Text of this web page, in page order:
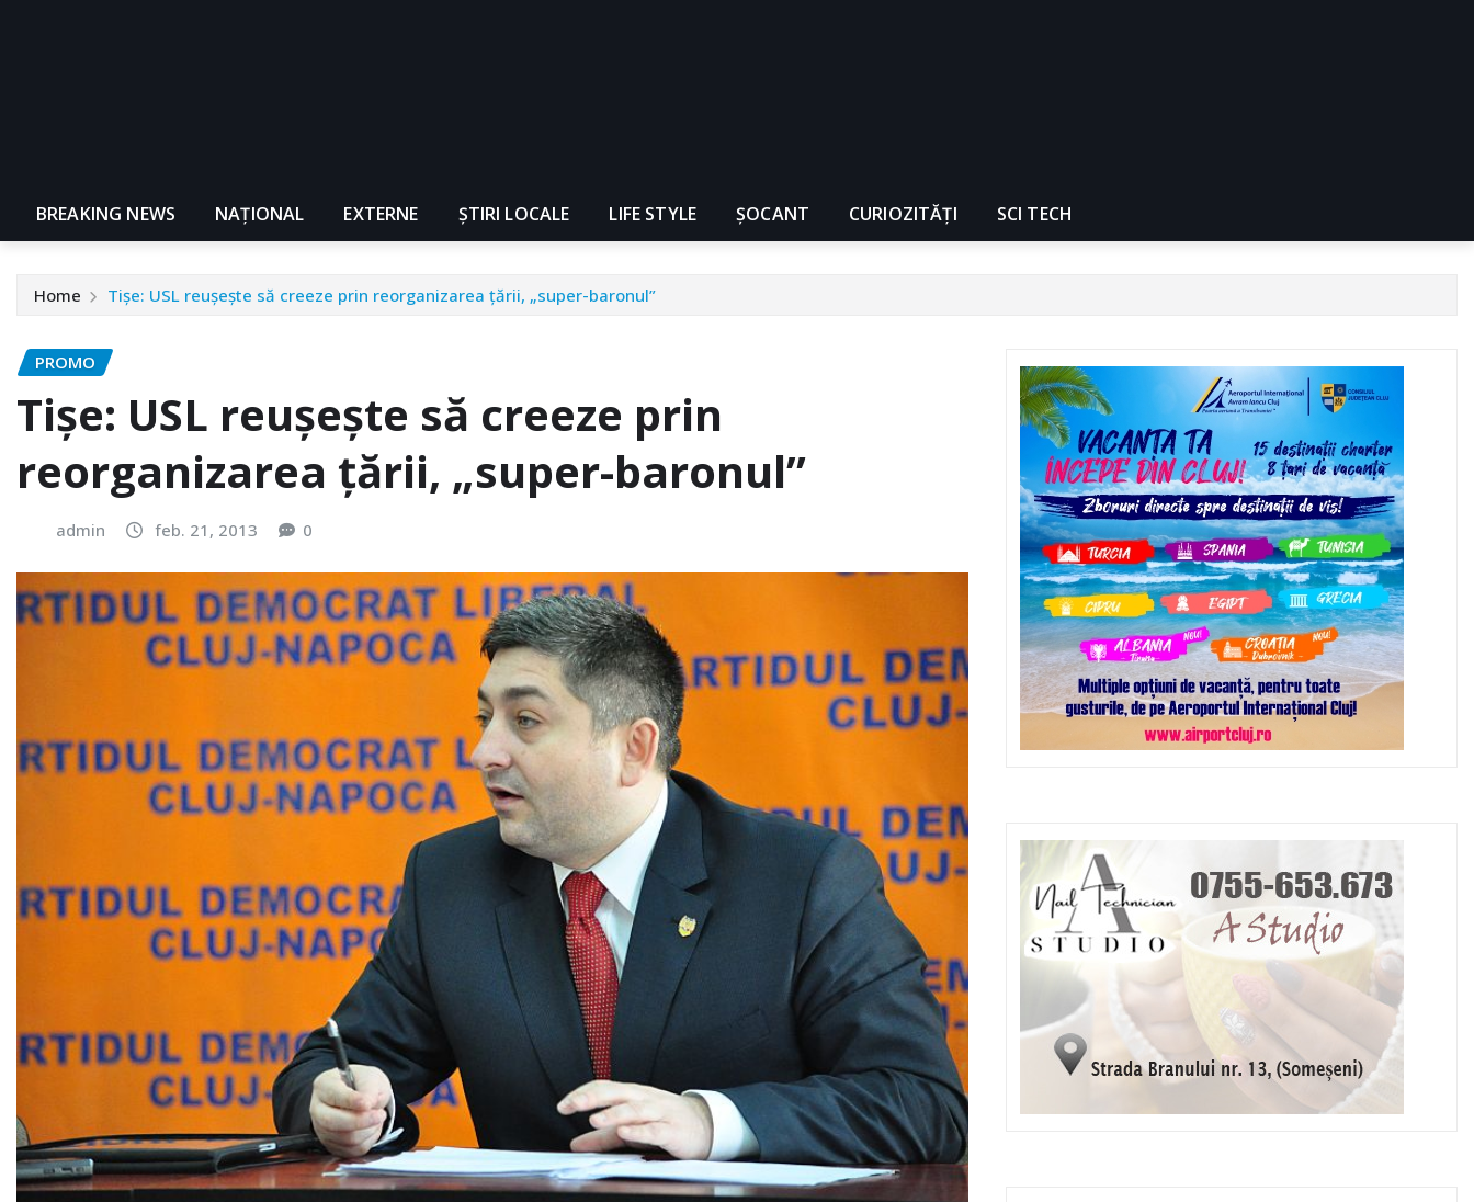
BREAKING NEWS NAŢIONAL EXTERNE ȘTIRI LOCALE LIFE STYLE ȘOCANT CURIOZITĂȚI SCI TECH
Home Tișe: USL reușește să creeze prin reorganizarea țării, „super-baronul”
PROMO
Tișe: USL reușește să creeze prin
reorganizarea țării, „super-baronul”
admin feb. 21, 2013 0